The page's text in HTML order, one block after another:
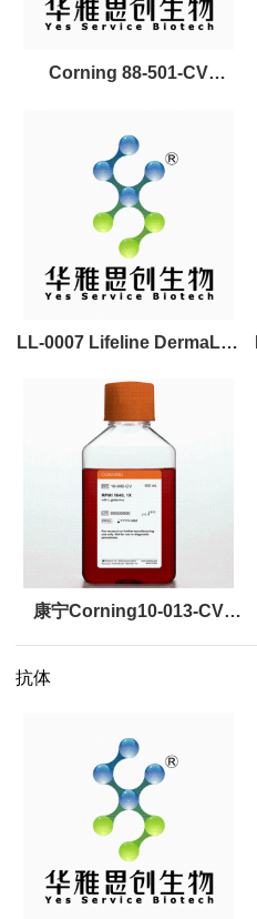
Corning 88-501-CV
培养基（高IL-2浓度）
LL-0007 Lifeline DermaLife
K人角质形成细胞培养基套装
【LM-0004 & LS-1030】
康宁Corning10-013-CV
抗体